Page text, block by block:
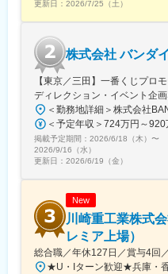
・50コースにおよぶ技術者
・海外赴任前研修
・階層別教育、OA教育
変更の範囲：会社の定め
更新日： 2026/7/25（土）
株式会社 バンダイ
【東京／三田】一番くじプロ
ディレクション・イベント企
掲載予定期間： 2026/6/18（木） 〜
2026/9/16（水）
更新日： 2026/6/19（金）
New
川崎重工業株式
レミア上場）
総合職／年休127日／賞与4回